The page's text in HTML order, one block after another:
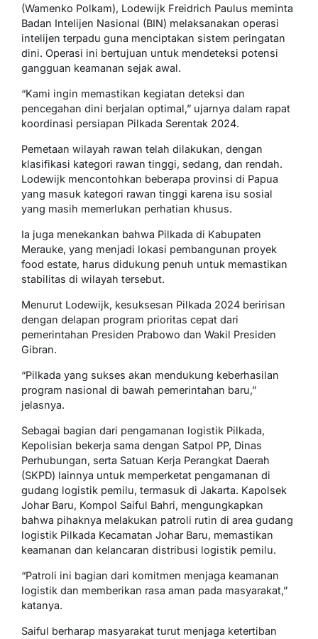
(Wamenko Polkam), Lodewijk Freidrich Paulus meminta
Badan Intelijen Nasional (BIN) melaksanakan operasi
intelijen terpadu guna menciptakan sistem peringatan
dini. Operasi ini bertujuan untuk mendeteksi potensi
gangguan keamanan sejak awal.
“Kami ingin memastikan kegiatan deteksi dan
pencegahan dini berjalan optimal,” ujarnya dalam rapat
koordinasi persiapan Pilkada Serentak 2024.
Pemetaan wilayah rawan telah dilakukan, dengan
klasifikasi kategori rawan tinggi, sedang, dan rendah.
Lodewijk mencontohkan beberapa provinsi di Papua
yang masuk kategori rawan tinggi karena isu sosial
yang masih memerlukan perhatian khusus.
Ia juga menekankan bahwa Pilkada di Kabupaten
Merauke, yang menjadi lokasi pembangunan proyek
food estate, harus didukung penuh untuk memastikan
stabilitas di wilayah tersebut.
Menurut Lodewijk, kesuksesan Pilkada 2024 beririsan
dengan delapan program prioritas cepat dari
pemerintahan Presiden Prabowo dan Wakil Presiden
Gibran.
“Pilkada yang sukses akan mendukung keberhasilan
program nasional di bawah pemerintahan baru,”
jelasnya.
Sebagai bagian dari pengamanan logistik Pilkada,
Kepolisian bekerja sama dengan Satpol PP, Dinas
Perhubungan, serta Satuan Kerja Perangkat Daerah
(SKPD) lainnya untuk memperketat pengamanan di
gudang logistik pemilu, termasuk di Jakarta. Kapolsek
Johar Baru, Kompol Saiful Bahri, mengungkapkan
bahwa pihaknya melakukan patroli rutin di area gudang
logistik Pilkada Kecamatan Johar Baru, memastikan
keamanan dan kelancaran distribusi logistik pemilu.
“Patroli ini bagian dari komitmen menjaga keamanan
logistik dan memberikan rasa aman pada masyarakat,”
katanya.
Saiful berharap masyarakat turut menjaga ketertiban